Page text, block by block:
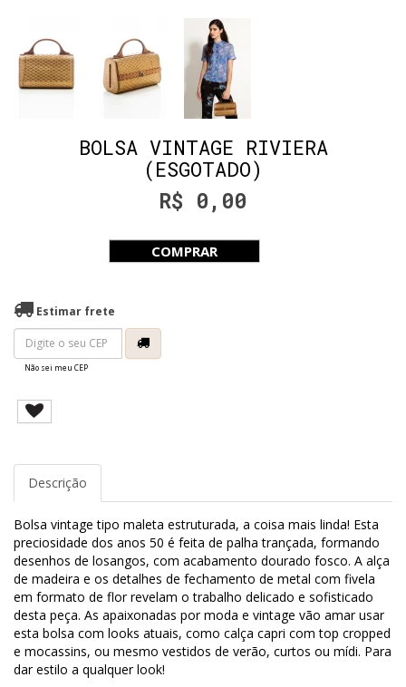
BOLSA VINTAGE RIVIERA
(ESGOTADO)
R$ 0,00
COMPRAR
Estimar frete
Não sei meu CEP
Descrição
Bolsa vintage tipo maleta estruturada, a coisa mais linda! Esta
preciosidade dos anos 50 é feita de palha trançada, formando
desenhos de losangos, com acabamento dourado fosco. A alça
de madeira e os detalhes de fechamento de metal com fivela
em formato de flor revelam o trabalho delicado e sofisticado
desta peça. As apaixonadas por moda e vintage vão amar usar
esta bolsa com looks atuais, como calça capri com top cropped
e mocassins, ou mesmo vestidos de verão, curtos ou mídi. Para
dar estilo a qualquer look!